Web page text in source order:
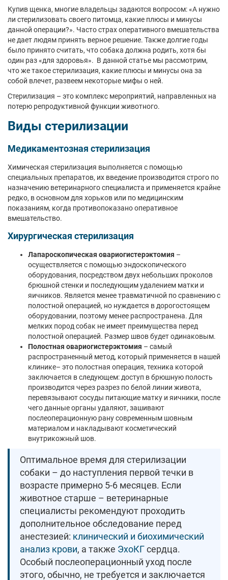
Купив щенка, многие владельцы задаются вопросом: «А нужно
ли стерилизовать своего питомца, какие плюсы и минусы
данной операции?». Часто страх оперативного вмешательства
не дает людям принять верное решение. Также долгие годы
было принято считать, что собака должна родить, хотя бы
один раз «для здоровья». В данной статье мы рассмотрим,
что же такое стерилизация, какие плюсы и минусы она за
собой влечет, развеем некоторые мифы о ней.
Стерилизация – это комплекс мероприятий, направленных на
потерю репродуктивной функции животного.
Виды стерилизации
Медикаментозная стерилизация
Химическая стерилизация выполняется с помощью
специальных препаратов, их введение производится строго по
назначению ветеринарного специалиста и применяется крайне
редко, в основном для хорьков или по медицинским
показаниям, когда противопоказано оперативное
вмешательство.
Хирургическая стерилизация
Лапароскопическая овариогистерэктомия –
осуществляется с помощью эндоскопического
оборудования, посредством двух небольших проколов
брюшной стенки и последующим удалением матки и
яичников. Является менее травматичной по сравнению с
полостной операцией, но нуждается в дорогостоящем
оборудовании, поэтому менее распространена. Для
мелких пород собак не имеет преимущества перед
полостной операцией. Размер швов будет одинаковым.
Полостная овариогистерэктомия – самый
распространенный метод, который применяется в нашей
клинике– это полостная операция, техника которой
заключается в следующем: доступ в брюшную полость
производится через разрез по белой линии живота,
перевязывают сосуды питающие матку и яичники, после
чего данные органы удаляют, зашивают
послеоперационную рану современным шовным
материалом и накладывают косметический
внутрикожный шов.
Оптимальное время для стерилизации
собаки – до наступления первой течки в
возрасте примерно 5-6 месяцев. Если
животное старше – ветеринарные
специалисты рекомендуют проходить
дополнительное обследование перед
анестезией: клинический и биохимический
анализ крови, а также ЭхоКГ сердца.
Особый послеоперационный уход после
этого, обычно, не требуется и заключается